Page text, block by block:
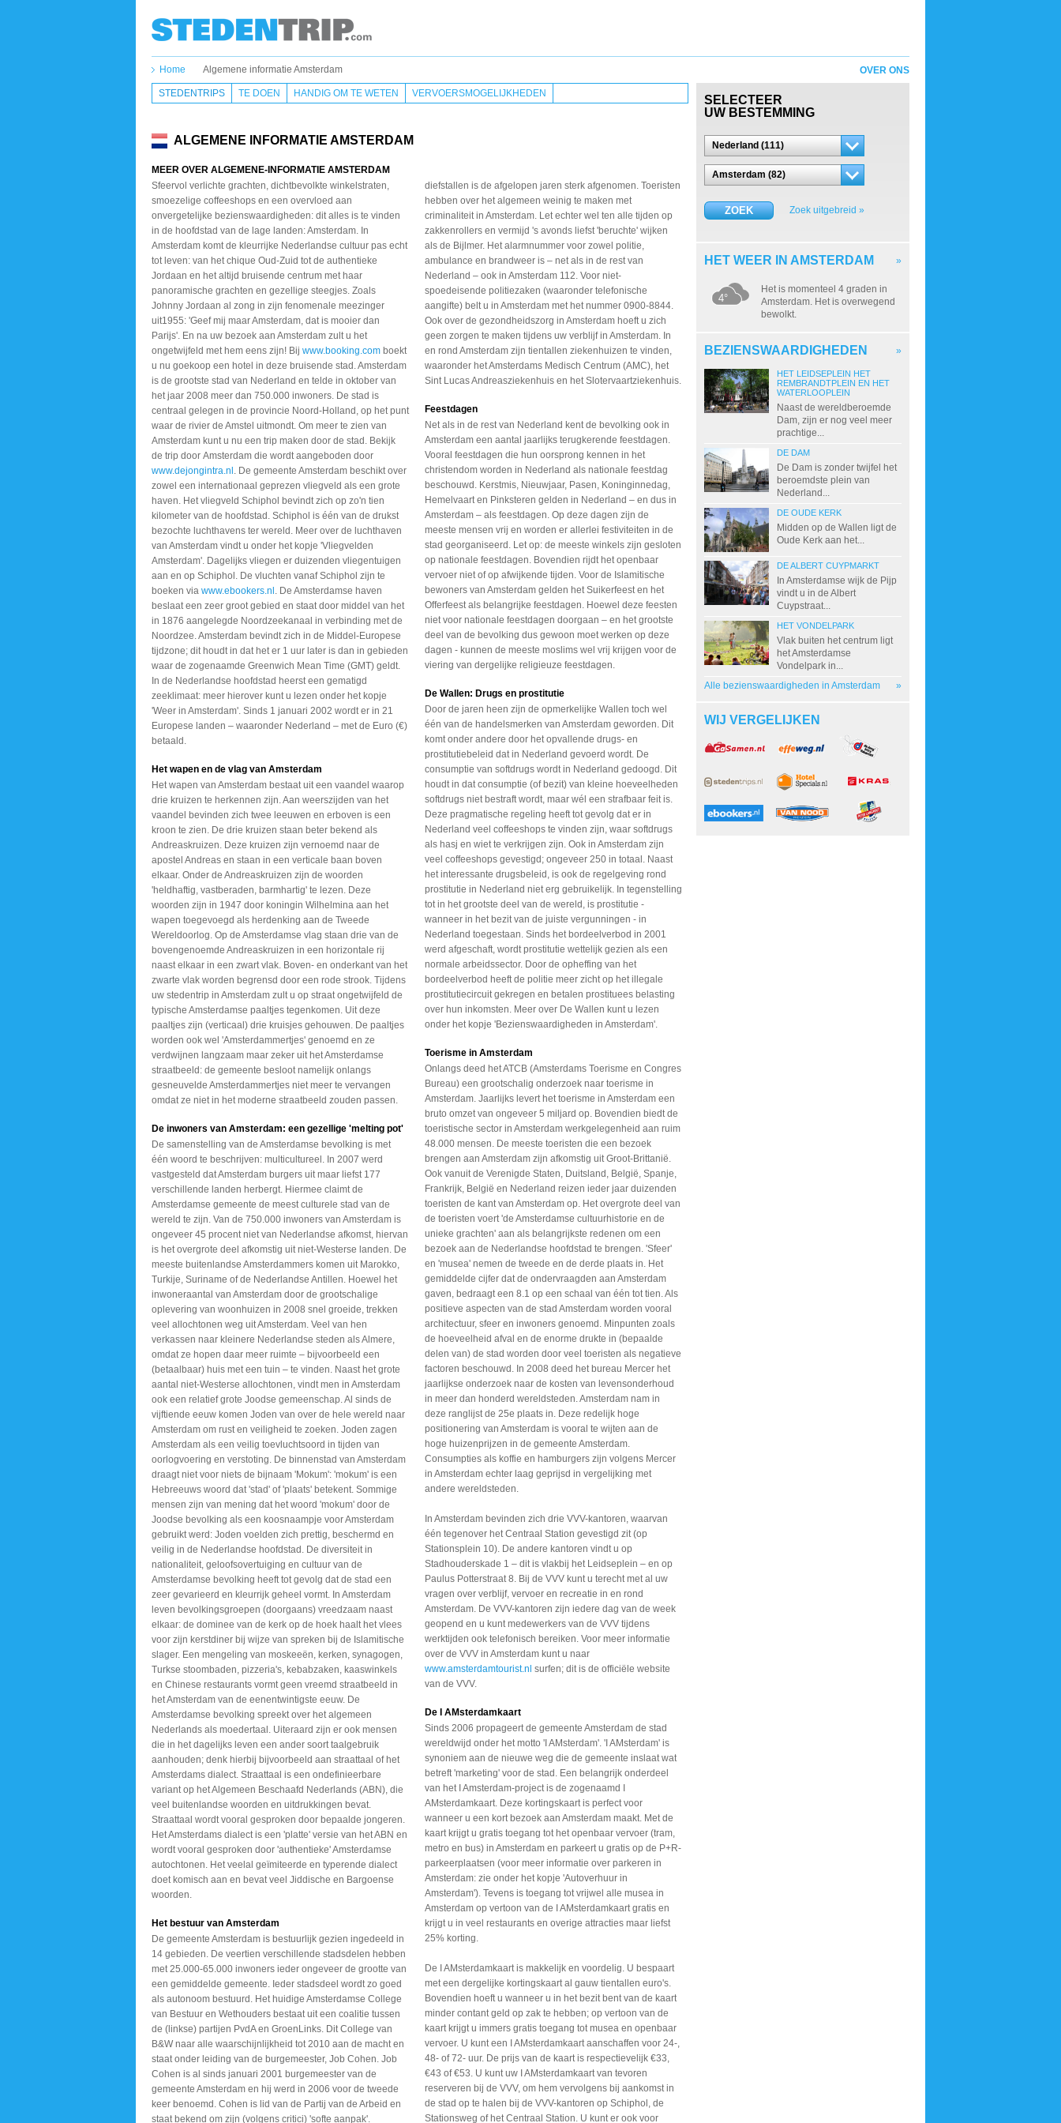
Home Algemene informatie Amsterdam
STEDENTRIPS TE DOEN HANDIG OM TE WETEN VERVOERSMOGELIJKHEDEN
ALGEMENE INFORMATIE AMSTERDAM
MEER OVER ALGEMENE-INFORMATIE AMSTERDAM
Sfeervol verlichte grachten, dichtbevolkte winkelstraten,
smoezelige coffeeshops en een overvloed aan
onvergetelijke bezienswaardigheden: dit alles is te vinden
in de hoofdstad van de lage landen: Amsterdam. In
Amsterdam komt de kleurrijke Nederlandse cultuur pas echt
tot leven: van het chique Oud-Zuid tot de authentieke
Jordaan en het altijd bruisende centrum met haar
panoramische grachten en gezellige steegjes. Zoals
Johnny Jordaan al zong in zijn fenomenale meezinger
uit1955: 'Geef mij maar Amsterdam, dat is mooier dan
Parijs'. En na uw bezoek aan Amsterdam zult u het
ongetwijfeld met hem eens zijn! Bij www.booking.com boekt
u nu goekoop een hotel in deze bruisende stad. Amsterdam
is de grootste stad van Nederland en telde in oktober van
het jaar 2008 meer dan 750.000 inwoners. De stad is
centraal gelegen in de provincie Noord-Holland, op het punt
waar de rivier de Amstel uitmondt. Om meer te zien van
Amsterdam kunt u nu een trip maken door de stad. Bekijk
de trip door Amsterdam die wordt aangeboden door
www.dejongintra.nl . De gemeente Amsterdam beschikt over
zowel een internationaal geprezen vliegveld als een grote
haven. Het vliegveld Schiphol bevindt zich op zo'n tien
kilometer van de hoofdstad. Schiphol is één van de drukst
bezochte luchthavens ter wereld. Meer over de luchthaven
van Amsterdam vindt u onder het kopje 'Vliegvelden
Amsterdam'. Dagelijks vliegen er duizenden vliegentuigen
aan en op Schiphol. De vluchten vanaf Schiphol zijn te
boeken via www.ebookers.nl . De Amsterdamse haven
beslaat een zeer groot gebied en staat door middel van het
in 1876 aangelegde Noordzeekanaal in verbinding met de
Noordzee. Amsterdam bevindt zich in de Middel-Europese
tijdzone; dit houdt in dat het er 1 uur later is dan in gebieden
waar de zogenaamde Greenwich Mean Time (GMT) geldt.
In de Nederlandse hoofdstad heerst een gematigd
zeeklimaat: meer hierover kunt u lezen onder het kopje
'Weer in Amsterdam'. Sinds 1 januari 2002 wordt er in 21
Europese landen – waaronder Nederland – met de Euro (€)
betaald.
Het wapen en de vlag van Amsterdam
Het wapen van Amsterdam bestaat uit een vaandel waarop
drie kruizen te herkennen zijn. Aan weerszijden van het
vaandel bevinden zich twee leeuwen en erboven is een
kroon te zien. De drie kruizen staan beter bekend als
Andreaskruizen. Deze kruizen zijn vernoemd naar de
apostel Andreas en staan in een verticale baan boven
elkaar. Onder de Andreaskruizen zijn de woorden
'heldhaftig, vastberaden, barmhartig' te lezen. Deze
woorden zijn in 1947 door koningin Wilhelmina aan het
wapen toegevoegd als herdenking aan de Tweede
Wereldoorlog. Op de Amsterdamse vlag staan drie van de
bovengenoemde Andreaskruizen in een horizontale rij
naast elkaar in een zwart vlak. Boven- en onderkant van het
zwarte vlak worden begrensd door een rode strook. Tijdens
uw stedentrip in Amsterdam zult u op straat ongetwijfeld de
typische Amsterdamse paaltjes tegenkomen. Uit deze
paaltjes zijn (verticaal) drie kruisjes gehouwen. De paaltjes
worden ook wel 'Amsterdammertjes' genoemd en ze
verdwijnen langzaam maar zeker uit het Amsterdamse
straatbeeld: de gemeente besloot namelijk onlangs
gesneuvelde Amsterdammertjes niet meer te vervangen
omdat ze niet in het moderne straatbeeld zouden passen.
De inwoners van Amsterdam: een gezellige 'melting pot'
De samenstelling van de Amsterdamse bevolking is met
één woord te beschrijven: multicultureel. In 2007 werd
vastgesteld dat Amsterdam burgers uit maar liefst 177
verschillende landen herbergt. Hiermee claimt de
Amsterdamse gemeente de meest culturele stad van de
wereld te zijn. Van de 750.000 inwoners van Amsterdam is
ongeveer 45 procent niet van Nederlandse afkomst, hiervan
is het overgrote deel afkomstig uit niet-Westerse landen. De
meeste buitenlandse Amsterdammers komen uit Marokko,
Turkije, Suriname of de Nederlandse Antillen. Hoewel het
inwoneraantal van Amsterdam door de grootschalige
oplevering van woonhuizen in 2008 snel groeide, trekken
veel allochtonen weg uit Amsterdam. Veel van hen
verkassen naar kleinere Nederlandse steden als Almere,
omdat ze hopen daar meer ruimte – bijvoorbeeld een
(betaalbaar) huis met een tuin – te vinden. Naast het grote
aantal niet-Westerse allochtonen, vindt men in Amsterdam
ook een relatief grote Joodse gemeenschap. Al sinds de
vijftiende eeuw komen Joden van over de hele wereld naar
Amsterdam om rust en veiligheid te zoeken. Joden zagen
Amsterdam als een veilig toevluchtsoord in tijden van
oorlogvoering en verstoting. De binnenstad van Amsterdam
draagt niet voor niets de bijnaam 'Mokum': 'mokum' is een
Hebreeuws woord dat 'stad' of 'plaats' betekent. Sommige
mensen zijn van mening dat het woord 'mokum' door de
Joodse bevolking als een koosnaampje voor Amsterdam
gebruikt werd: Joden voelden zich prettig, beschermd en
veilig in de Nederlandse hoofdstad. De diversiteit in
nationaliteit, geloofsovertuiging en cultuur van de
Amsterdamse bevolking heeft tot gevolg dat de stad een
zeer gevarieerd en kleurrijk geheel vormt. In Amsterdam
leven bevolkingsgroepen (doorgaans) vreedzaam naast
elkaar: de dominee van de kerk op de hoek haalt het vlees
voor zijn kerstdiner bij wijze van spreken bij de Islamitische
slager. Een mengeling van moskeeën, kerken, synagogen,
Turkse stoombaden, pizzeria's, kebabzaken, kaaswinkels
en Chinese restaurants vormt geen vreemd straatbeeld in
het Amsterdam van de eenentwintigste eeuw. De
Amsterdamse bevolking spreekt over het algemeen
Nederlands als moedertaal. Uiteraard zijn er ook mensen
die in het dagelijks leven een ander soort taalgebruik
aanhouden; denk hierbij bijvoorbeeld aan straattaal of het
Amsterdams dialect. Straattaal is een ondefinieerbare
variant op het Algemeen Beschaafd Nederlands (ABN), die
veel buitenlandse woorden en uitdrukkingen bevat.
Straattaal wordt vooral gesproken door bepaalde jongeren.
Het Amsterdams dialect is een 'platte' versie van het ABN en
wordt vooral gesproken door 'authentieke' Amsterdamse
autochtonen. Het veelal geïmiteerde en typerende dialect
doet komisch aan en bevat veel Jiddische en Bargoense
woorden.
Het bestuur van Amsterdam
De gemeente Amsterdam is bestuurlijk gezien ingedeeld in
14 gebieden. De veertien verschillende stadsdelen hebben
met 25.000-65.000 inwoners ieder ongeveer de grootte van
een gemiddelde gemeente. Ieder stadsdeel wordt zo goed
als autonoom bestuurd. Het huidige Amsterdamse College
van Bestuur en Wethouders bestaat uit een coalitie tussen
de (linkse) partijen PvdA en GroenLinks. Dit College van
B&W naar alle waarschijnlijkheid tot 2010 aan de macht en
staat onder leiding van de burgemeester, Job Cohen. Job
Cohen is al sinds januari 2001 burgemeester van de
gemeente Amsterdam en hij werd in 2006 voor de tweede
keer benoemd. Cohen is lid van de Partij van de Arbeid en
staat bekend om zijn (volgens critici) 'softe aanpak'.
diefstallen is de afgelopen jaren sterk afgenomen. Toeristen
hebben over het algemeen weinig te maken met
criminaliteit in Amsterdam. Let echter wel ten alle tijden op
zakkenrollers en vermijd 's avonds liefst 'beruchte' wijken
als de Bijlmer. Het alarmnummer voor zowel politie,
ambulance en brandweer is – net als in de rest van
Nederland – ook in Amsterdam 112. Voor niet-
spoedeisende politiezaken (waaronder telefonische
aangifte) belt u in Amsterdam met het nummer 0900-8844.
Ook over de gezondheidszorg in Amsterdam hoeft u zich
geen zorgen te maken tijdens uw verblijf in Amsterdam. In
en rond Amsterdam zijn tientallen ziekenhuizen te vinden,
waaronder het Amsterdams Medisch Centrum (AMC), het
Sint Lucas Andreasziekenhuis en het Slotervaartziekenhuis.
Feestdagen
Net als in de rest van Nederland kent de bevolking ook in
Amsterdam een aantal jaarlijks terugkerende feestdagen.
Vooral feestdagen die hun oorsprong kennen in het
christendom worden in Nederland als nationale feestdag
beschouwd. Kerstmis, Nieuwjaar, Pasen, Koninginnedag,
Hemelvaart en Pinksteren gelden in Nederland – en dus in
Amsterdam – als feestdagen. Op deze dagen zijn de
meeste mensen vrij en worden er allerlei festiviteiten in de
stad georganiseerd. Let op: de meeste winkels zijn gesloten
op nationale feestdagen. Bovendien rijdt het openbaar
vervoer niet of op afwijkende tijden. Voor de Islamitische
bewoners van Amsterdam gelden het Suikerfeest en het
Offerfeest als belangrijke feestdagen. Hoewel deze feesten
niet voor nationale feestdagen doorgaan – en het grootste
deel van de bevolking dus gewoon moet werken op deze
dagen - kunnen de meeste moslims wel vrij krijgen voor de
viering van dergelijke religieuze feestdagen.
De Wallen: Drugs en prostitutie
Door de jaren heen zijn de opmerkelijke Wallen toch wel
één van de handelsmerken van Amsterdam geworden. Dit
komt onder andere door het opvallende drugs- en
prostitutiebeleid dat in Nederland gevoerd wordt. De
consumptie van softdrugs wordt in Nederland gedoogd. Dit
houdt in dat consumptie (of bezit) van kleine hoeveelheden
softdrugs niet bestraft wordt, maar wél een strafbaar feit is.
Deze pragmatische regeling heeft tot gevolg dat er in
Nederland veel coffeeshops te vinden zijn, waar softdrugs
als hasj en wiet te verkrijgen zijn. Ook in Amsterdam zijn
veel coffeeshops gevestigd; ongeveer 250 in totaal. Naast
het interessante drugsbeleid, is ook de regelgeving rond
prostitutie in Nederland niet erg gebruikelijk. In tegenstelling
tot in het grootste deel van de wereld, is prostitutie -
wanneer in het bezit van de juiste vergunningen - in
Nederland toegestaan. Sinds het bordeelverbod in 2001
werd afgeschaft, wordt prostitutie wettelijk gezien als een
normale arbeidssector. Door de opheffing van het
bordeelverbod heeft de politie meer zicht op het illegale
prostitutiecircuit gekregen en betalen prostituees belasting
over hun inkomsten. Meer over De Wallen kunt u lezen
onder het kopje 'Bezienswaardigheden in Amsterdam'.
Toerisme in Amsterdam
Onlangs deed het ATCB (Amsterdams Toerisme en Congres
Bureau) een grootschalig onderzoek naar toerisme in
Amsterdam. Jaarlijks levert het toerisme in Amsterdam een
bruto omzet van ongeveer 5 miljard op. Bovendien biedt de
toeristische sector in Amsterdam werkgelegenheid aan ruim
48.000 mensen. De meeste toeristen die een bezoek
brengen aan Amsterdam zijn afkomstig uit Groot-Brittanië.
Ook vanuit de Verenigde Staten, Duitsland, België, Spanje,
Frankrijk, België en Nederland reizen ieder jaar duizenden
toeristen de kant van Amsterdam op. Het overgrote deel van
de toeristen voert 'de Amsterdamse cultuurhistorie en de
unieke grachten' aan als belangrijkste redenen om een
bezoek aan de Nederlandse hoofdstad te brengen. 'Sfeer'
en 'musea' nemen de tweede en de derde plaats in. Het
gemiddelde cijfer dat de ondervraagden aan Amsterdam
gaven, bedraagt een 8.1 op een schaal van één tot tien. Als
positieve aspecten van de stad Amsterdam worden vooral
architectuur, sfeer en inwoners genoemd. Minpunten zoals
de hoeveelheid afval en de enorme drukte in (bepaalde
delen van) de stad worden door veel toeristen als negatieve
factoren beschouwd. In 2008 deed het bureau Mercer het
jaarlijkse onderzoek naar de kosten van levensonderhoud
in meer dan honderd wereldsteden. Amsterdam nam in
deze ranglijst de 25e plaats in. Deze redelijk hoge
positionering van Amsterdam is vooral te wijten aan de
hoge huizenprijzen in de gemeente Amsterdam.
Consumpties als koffie en hamburgers zijn volgens Mercer
in Amsterdam echter laag geprijsd in vergelijking met
andere wereldsteden.
In Amsterdam bevinden zich drie VVV-kantoren, waarvan
één tegenover het Centraal Station gevestigd zit (op
Stationsplein 10). De andere kantoren vindt u op
Stadhouderskade 1 – dit is vlakbij het Leidseplein – en op
Paulus Potterstraat 8. Bij de VVV kunt u terecht met al uw
vragen over verblijf, vervoer en recreatie in en rond
Amsterdam. De VVV-kantoren zijn iedere dag van de week
geopend en u kunt medewerkers van de VVV tijdens
werktijden ook telefonisch bereiken. Voor meer informatie
over de VVV in Amsterdam kunt u naar
www.amsterdamtourist.nl surfen; dit is de officiële website
van de VVV.
De I AMsterdamkaart
Sinds 2006 propageert de gemeente Amsterdam de stad
wereldwijd onder het motto 'I AMsterdam'. 'I AMsterdam' is
synoniem aan de nieuwe weg die de gemeente inslaat wat
betreft 'marketing' voor de stad. Een belangrijk onderdeel
van het I Amsterdam-project is de zogenaamd I
AMsterdamkaart. Deze kortingskaart is perfect voor
wanneer u een kort bezoek aan Amsterdam maakt. Met de
kaart krijgt u gratis toegang tot het openbaar vervoer (tram,
metro en bus) in Amsterdam en parkeert u gratis op de P+R-
parkeerplaatsen (voor meer informatie over parkeren in
Amsterdam: zie onder het kopje 'Autoverhuur in
Amsterdam'). Tevens is toegang tot vrijwel alle musea in
Amsterdam op vertoon van de I AMsterdamkaart gratis en
krijgt u in veel restaurants en overige attracties maar liefst
25% korting.
De I AMsterdamkaart is makkelijk en voordelig. U bespaart
met een dergelijke kortingskaart al gauw tientallen euro's.
Bovendien hoeft u wanneer u in het bezit bent van de kaart
minder contant geld op zak te hebben; op vertoon van de
kaart krijgt u immers gratis toegang tot musea en openbaar
vervoer. U kunt een I AMsterdamkaart aanschaffen voor 24-,
48- of 72- uur. De prijs van de kaart is respectievelijk €33,
€43 of €53. U kunt uw I AMsterdamkaart van tevoren
reserveren bij de VVV, om hem vervolgens bij aankomst in
de stad op te halen bij de VVV-kantoren op Schiphol, de
Stationsweg of het Centraal Station. U kunt er ook voor
OVER ONS
SELECTEER
UW BESTEMMING
Nederland (111)
Amsterdam (82)
ZOEK Zoek uitgebreid »
HET WEER IN AMSTERDAM »
4°
Het is momenteel 4 graden in
Amsterdam. Het is overwegend
bewolkt.
BEZIENSWAARDIGHEDEN »
HET LEIDSEPLEIN HET
REMBRANDTPLEIN EN HET
WATERLOOPLEIN
Naast de wereldberoemde
Dam, zijn er nog veel meer
prachtige...
DE DAM
De Dam is zonder twijfel het
beroemdste plein van
Nederland...
DE OUDE KERK
Midden op de Wallen ligt de
Oude Kerk aan het...
DE ALBERT CUYPMARKT
In Amsterdamse wijk de Pijp
vindt u in de Albert
Cuypstraat...
HET VONDELPARK
Vlak buiten het centrum ligt
het Amsterdamse
Vondelpark in...
Alle bezienswaardigheden in Amsterdam
»
WIJ VERGELIJKEN